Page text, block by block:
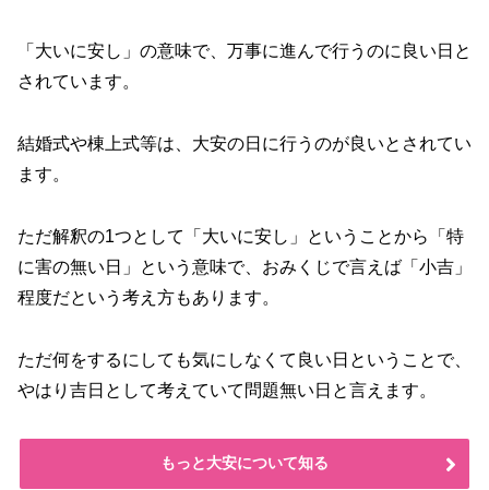
「大いに安し」の意味で、万事に進んで行うのに良い日と
されています。
結婚式や棟上式等は、大安の日に行うのが良いとされてい
ます。
ただ解釈の1つとして「大いに安し」ということから「特
に害の無い日」という意味で、おみくじで言えば「小吉」
程度だという考え方もあります。
ただ何をするにしても気にしなくて良い日ということで、
やはり吉日として考えていて問題無い日と言えます。
もっと大安について知る